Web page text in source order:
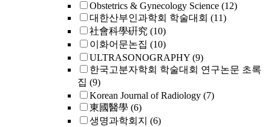
Obstetrics & Gynecology Science (12)
대한산부인과학회 학술대회 (11)
社會科學硏究 (10)
이화어문논집 (10)
ULTRASONOGRAPHY (9)
한국고분자학회 학술대회 연구논문 초록
집 (9)
Korean Journal of Radiology (7)
東國醫學 (6)
생명과학회지 (6)